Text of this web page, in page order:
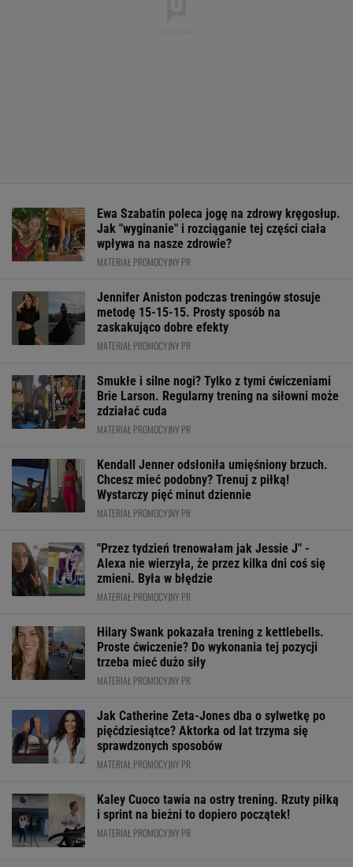
Ewa Szabatin poleca jogę na zdrowy kręgosłup.
Jak "wyginanie" i rozciąganie tej części ciała
wpływa na nasze zdrowie?
MATERIAŁ PROMOCYJNY PR
Jennifer Aniston podczas treningów stosuje
metodę 15-15-15. Prosty sposób na
zaskakująco dobre efekty
MATERIAŁ PROMOCYJNY PR
Smukłe i silne nogi? Tylko z tymi ćwiczeniami
Brie Larson. Regularny trening na siłowni może
zdziałać cuda
MATERIAŁ PROMOCYJNY PR
Kendall Jenner odsłoniła umięśniony brzuch.
Chcesz mieć podobny? Trenuj z piłką!
Wystarczy pięć minut dziennie
MATERIAŁ PROMOCYJNY PR
"Przez tydzień trenowałam jak Jessie J" -
Alexa nie wierzyła, że przez kilka dni coś się
zmieni. Była w błędzie
MATERIAŁ PROMOCYJNY PR
Hilary Swank pokazała trening z kettlebells.
Proste ćwiczenie? Do wykonania tej pozycji
trzeba mieć dużo siły
MATERIAŁ PROMOCYJNY PR
Jak Catherine Zeta-Jones dba o sylwetkę po
pięćdziesiątce? Aktorka od lat trzyma się
sprawdzonych sposobów
MATERIAŁ PROMOCYJNY PR
Kaley Cuoco tawia na ostry trening. Rzuty piłką
i sprint na bieżni to dopiero początek!
MATERIAŁ PROMOCYJNY PR